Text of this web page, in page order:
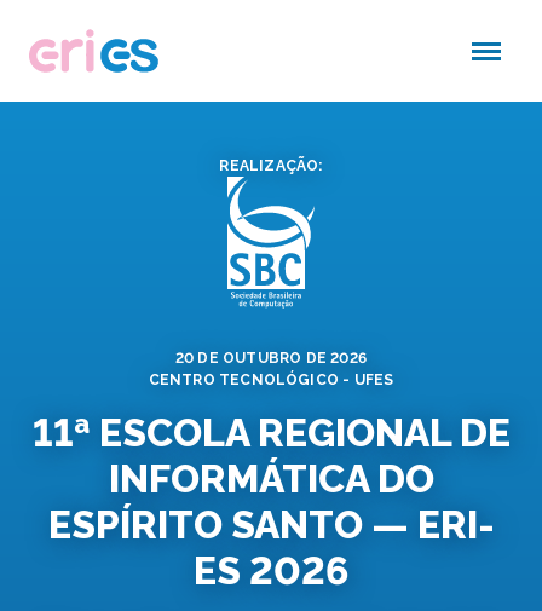
REALIZAÇÃO:
20 DE OUTUBRO DE 2026
CENTRO TECNOLÓGICO - UFES
11ª ESCOLA REGIONAL DE
INFORMÁTICA DO
ESPÍRITO SANTO — ERI-
ES 2026